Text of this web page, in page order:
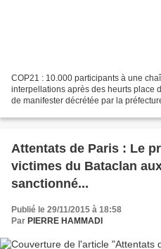
COP21 : 10.000 participants à une
interpellations après des heurts place
de manifester décrétée par la
Attentats de Paris : Le
victimes du Bataclan
sanctionné...
Publié le 29/11/2015 à 18:58
Par PIERRE HAMMADI